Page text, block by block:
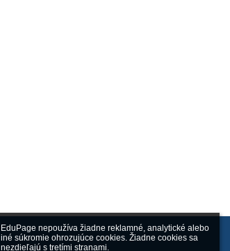
EduPage nepoužíva žiadne reklamné, analytické alebo
iné súkromie ohrozujúce cookies. Žiadne cookies sa
nezdieľajú s tretími stranami.